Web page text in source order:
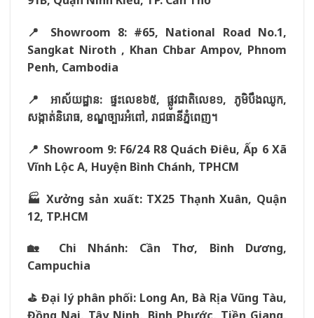
📍 Showroom 8: #65, National Road No.1,
Sangkat Niroth , Khan Chbar Ampov, Phnom
Penh, Cambodia
📍អាស័យដ្ឋាន: ផ្ទះលេខ៦៥,ផ្លូវជាតិលេខ១,ភូមិបឹងឈូក,
សង្កាត់និរោធ, ខណ្ឌច្បារអំពៅ, រាជធានីភ្នំពេញ។
📍 Showroom 9: F6/24 R8 Quách Điêu, Ấp 6 Xã
Vĩnh Lộc A, Huyện Bình Chánh, TPHCM
🏭 Xưởng sản xuất: TX25 Thạnh Xuân, Quận
12, TP.HCM
🏡 Chi Nhánh: Cần Thơ, Bình Dương,
Campuchia
⛳️ Đại lý phân phối: Long An, Bà Rịa Vũng Tàu,